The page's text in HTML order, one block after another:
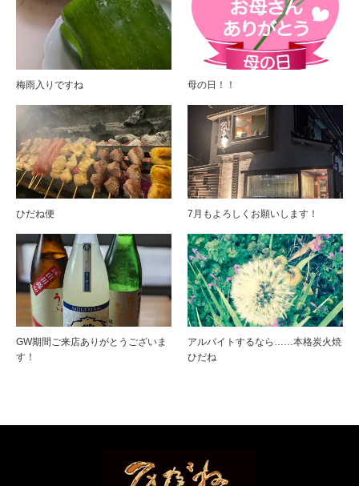
梅雨入りですね 母の日！！
ひだね便 7月もよろしくお願いします！
GW期間ご来店ありがとうございま
す！
アルバイトするなら……本格炭火焼
ひだね